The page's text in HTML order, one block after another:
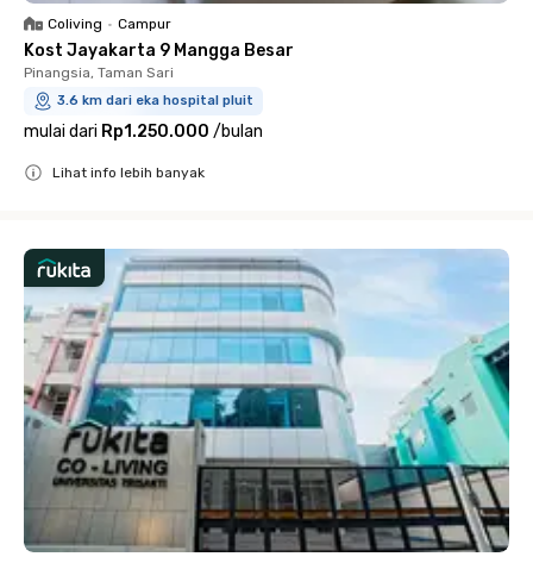
Coliving • Campur
Kost Jayakarta 9 Mangga Besar
Pinangsia, Taman Sari
3.6 km dari eka hospital pluit
mulai dari Rp1.250.000 /bulan
Lihat info lebih banyak